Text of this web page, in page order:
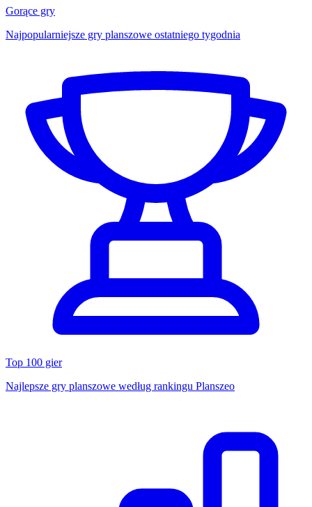
Gorące gry
Najpopularniejsze gry planszowe ostatniego tygodnia
Top 100 gier
Najlepsze gry planszowe według rankingu Planszeo